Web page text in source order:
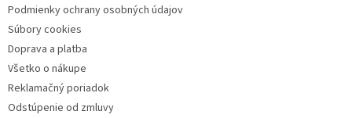
Podmienky ochrany osobných údajov
Súbory cookies
Doprava a platba
Všetko o nákupe
Reklamačný poriadok
Odstúpenie od zmluvy